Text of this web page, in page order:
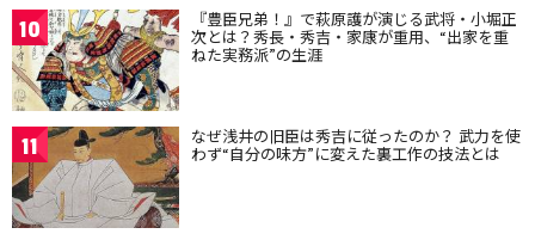
10 『豊臣兄弟！』で萩原護が演じる武将・小堀正
次とは？秀長・秀吉・家康が重用、“出家を重
ねた実務派”の生涯
11 なぜ浅井の旧臣は秀吉に従ったのか？ 武力を使
わず“自分の味方”に変えた裏工作の技法とは